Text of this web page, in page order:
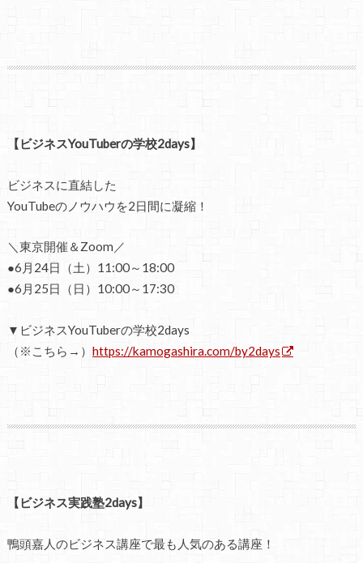
【ビジネスYouTuberの学校2days】
ビジネスに直結した
YouTubeのノウハウを2日間に凝縮！
＼東京開催＆Zoom／
●6月24日（土）11:00～18:00
●6月25日（日）10:00～17:30
▼ビジネスYouTuberの学校2days
（※こちら→） https://kamogashira.com/by2days
【ビジネス実践塾2days】
鴨頭嘉人のビジネス講座で最も人気のある講座！